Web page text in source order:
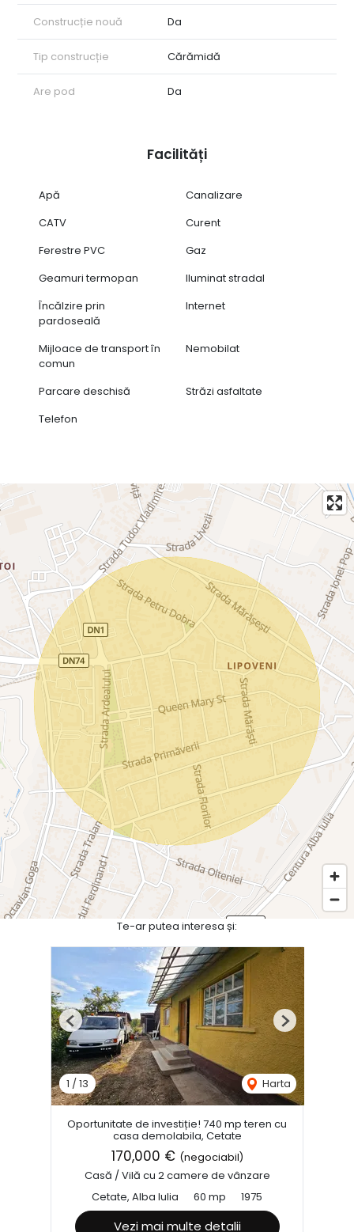
Construcție nouă Da
Tip construcție Cărămidă
Are pod Da
Facilități
Apă
Canalizare
CATV
Curent
Ferestre PVC
Gaz
Geamuri termopan
Iluminat stradal
Încălzire prin
pardoseală
Internet
Mijloace de transport în
comun
Nemobilat
Parcare deschisă
Străzi asfaltate
Telefon
Te-ar putea interesa și:
1 /13 Harta
Previous Next
Oportunitate de investiție! 740 mp teren cu
casa demolabila, Cetate
170,000 € (negociabil)
Casă / Vilă cu 2 camere de vânzare
Cetate, Alba Iulia
60 mp 1975
Vezi mai multe detalii